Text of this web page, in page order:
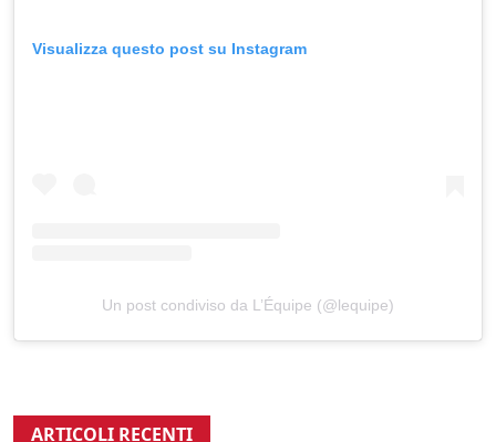
Visualizza questo post su Instagram
Un post condiviso da L’Équipe (@lequipe)
ARTICOLI RECENTI